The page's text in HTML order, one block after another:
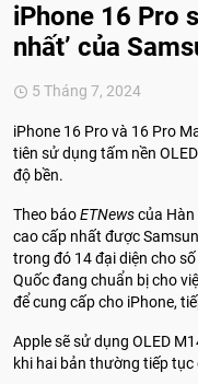
iPhone 16 Pro
nhất’ của
5 Tháng 7, 2024
iPhone 16 Pro và 16 Pro
tiên sử dụng tấm nền
độ bền.
Theo báoETNewscủa Hàn
cao cấp nhất được
trong đó 14 đại diện cho
Quốc đang chuẩn bị cho
để cung cấp cho iPhone,
Apple sẽ sử dụng OLED
khi hai bản thường tiếp tục